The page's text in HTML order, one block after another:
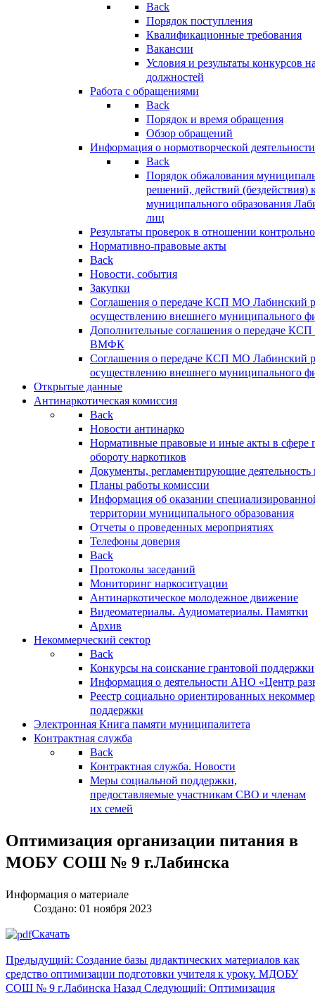
Back
Порядок поступления
Квалификационные требования
Вакансии
Условия и результаты конкурсов
должностей
Работа с обращениями
Back
Порядок и время обращения
Обзор обращений
Информация о нормотворческой деятельности
Back
Порядок обжалования
решений, действий (бездействия)
муниципального образования
лиц
Результаты проверок в отношении
Нормативно-правовые акты
Back
Новости, события
Закупки
Соглашения о передаче КСП МО Лабинский
осуществлению внешнего муниципального
Дополнительные соглашения о передаче
ВМФК
Соглашения о передаче КСП МО Лабинский
осуществлению внешнего муниципального
Открытые данные
Антинаркотическая комиссия
Back
Новости антинарко
Нормативные правовые и иные акты в сфере
обороту наркотиков
Документы, регламентирующие деятельность
Планы работы комиссии
Информация об оказании
территории муниципального образования
Отчеты о проведенных мероприятиях
Телефоны доверия
Back
Протоколы заседаний
Мониторинг наркоситуации
Антинаркотическое молодежное движение
Видеоматериалы. Аудиоматериалы. Памятки
Архив
Некоммерческий сектор
Back
Конкурсы на соискание грантовой поддержки
Информация о деятельности АНО «Центр
Реестр социально ориентированных
поддержки
Электронная Книга памяти муниципалитета
Контрактная служба
Back
Контрактная служба. Новости
Меры социальной поддержки,
предоставляемые участникам СВО и членам
их семей
Оптимизация организации питания в
МОБУ СОШ № 9 г.Лабинска
Информация о материале
Создано: 01 ноября 2023
Скачать
Предыдущий: Создание базы дидактических материалов как
средство оптимизации подготовки учителя к уроку. МДОБУ
СОШ № 9 г.Лабинска Назад Следующий: Оптимизация